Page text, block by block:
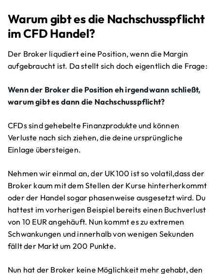
Warum gibt es die Nachschusspflicht
im CFD Handel?
Der Broker liqudiert eine Position, wenn die Margin
aufgebraucht ist. Da stellt sich doch eigentlich die Frage:
Wenn der Broker die Position eh irgendwann schließt,
warum gibt es dann die Nachschusspflicht?
CFDs sind gehebelte Finanzprodukte und können
Verluste nach sich ziehen, die deine ursprüngliche
Einlage übersteigen.
Nehmen wir einmal an, der UK100 ist so volatil,dass der
Broker kaum mit dem Stellen der Kurse hinterherkommt
oder der Handel sogar phasenweise ausgesetzt wird. Du
hattest im vorherigen Beispiel bereits einen Buchverlust
von 10 EUR angehäuft. Nun kommt es zu extremen
Schwankungen und innerhalb von wenigen Sekunden
fällt der Markt um 200 Punkte.
Nun hat der Broker keine Möglichkeit mehr gehabt, den